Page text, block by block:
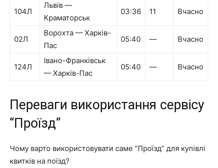
104Л
Львів —
Краматорськ
03:36 11 Вчасно
02Л
Ворохта — Харків-
Пас
05:40 — Вчасно
124Л
Івано-Франківськ
— Харків-Пас
05:40 — Вчасно
Переваги використання сервісу
“Проїзд”
Чому варто використовувати саме “Проїзд” для купівлі
квитків на поїзд?